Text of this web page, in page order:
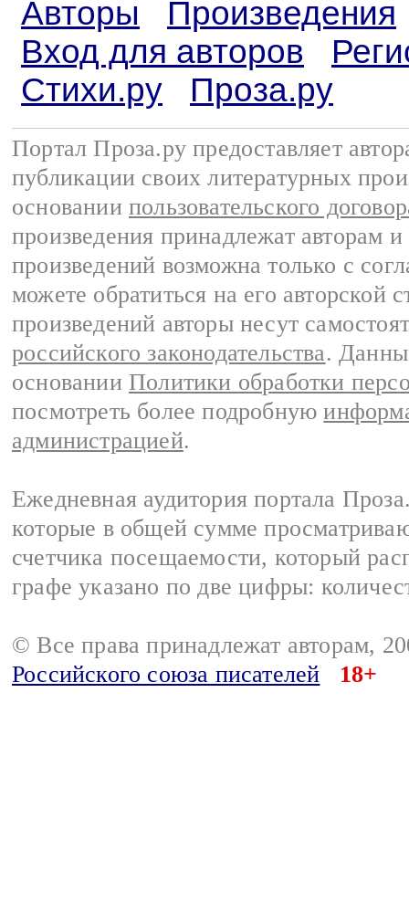
Авторы
Произведения
Вход для авторов
Стихи.ру
Проза.ру
Портал Проза.ру предоставляет
публикации своих литературных
основании пользовательского
произведения принадлежат авторам
произведений возможна только с
можете обратиться на его авторской
произведений авторы несут
российского законодательства.
основании Политики обработки
посмотреть более подробную
администрацией.
Ежедневная аудитория портала
которые в общей сумме
счетчика посещаемости, который
графе указано по две цифры:
© Все права принадлежат авторам,
Российского союза писателей
18+